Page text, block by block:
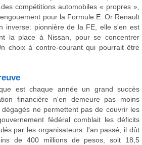
compétitions automobiles « propres »,
pour la Formule E. Or Renault
inverse: pionnière de la FE, elle s'en est
la place à Nissan, pour se concentrer
choix à contre-courant qui pourrait être
est chaque année un grand succès
financière n'en demeure pas moins
ne permettent pas de couvrir les
fédéral comblait les déficits
par les organisateurs: l'an passé, il dût
de 400 millions de pesos, soit 18,5